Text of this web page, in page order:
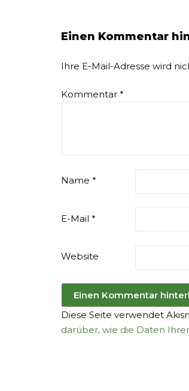
Einen Kommentar
Ihre E-Mail-Adresse wird
Kommentar *
Name *
E-Mail *
Website
Diese Seite verwendet
darüber, wie die Daten